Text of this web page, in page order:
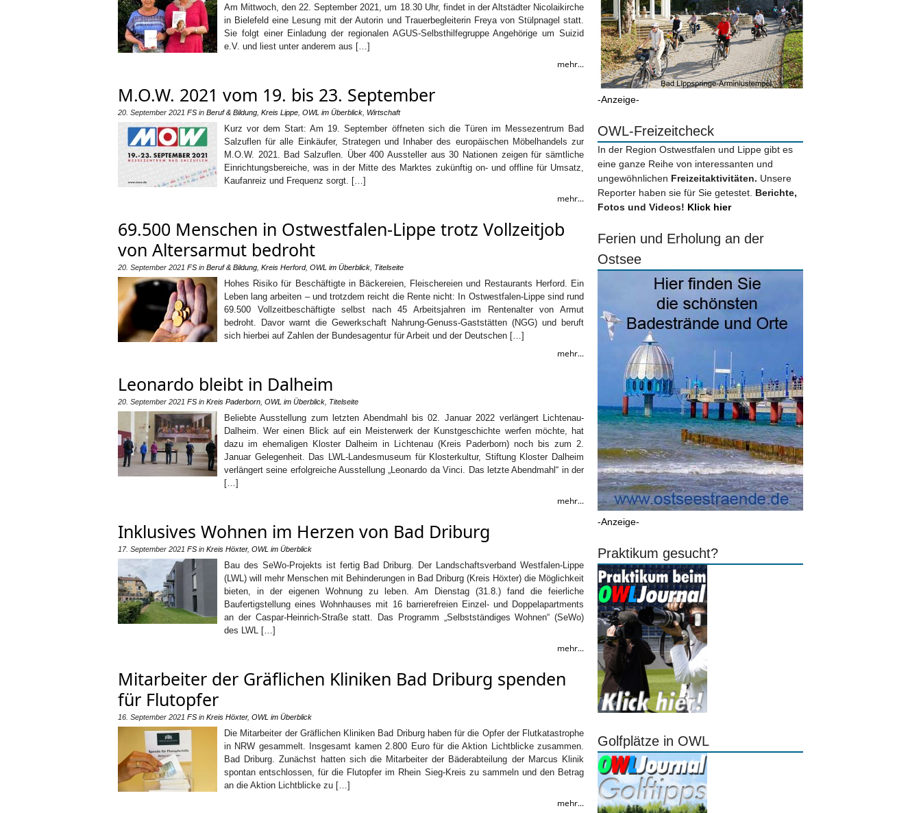
Am Mittwoch, den 22. September 2021, um 18.30 Uhr, findet in der Altstädter Nicolaikirche
in Bielefeld eine Lesung mit der Autorin und Trauerbegleiterin Freya von Stülpnagel statt.
Sie folgt einer Einladung der regionalen AGUS-Selbsthilfegruppe Angehörige um Suizid
e.V. und liest unter anderem aus […]
mehr...
M.O.W. 2021 vom 19. bis 23. September
20. September 2021 FS in Beruf & Bildung Kreis Lippe OWL im Überblick Wirtschaft
Kurz vor dem Start: Am 19. September öffneten sich die Türen im Messezentrum Bad
Salzuflen für alle Einkäufer, Strategen und Inhaber des europäischen Möbelhandels zur
M.O.W. 2021. Bad Salzuflen. Über 400 Aussteller aus 30 Nationen zeigen für sämtliche
Einrichtungsbereiche, was in der Mitte des Marktes zukünftig on- und offline für Umsatz,
Kaufanreiz und Frequenz sorgt. […]
mehr...
69.500 Menschen in Ostwestfalen-Lippe trotz Vollzeitjob
von Altersarmut bedroht
20. September 2021 FS in Beruf & Bildung Kreis Herford, OWL im Überblick Titelseite
Hohes Risiko für Beschäftigte in Bäckereien, Fleischereien und Restaurants Herford. Ein
Leben lang arbeiten – und trotzdem reicht die Rente nicht: In Ostwestfalen-Lippe sind rund
69.500 Vollzeitbeschäftigte selbst nach 45 Arbeitsjahren im Rentenalter von Armut
bedroht. Davor warnt die Gewerkschaft Nahrung-Genuss-Gaststätten (NGG) und beruft
sich hierbei auf Zahlen der Bundesagentur für Arbeit und der Deutschen […]
mehr...
Leonardo bleibt in Dalheim
20. September 2021 FS in Kreis Paderborn OWL im Überblick Titelseite
Beliebte Ausstellung zum letzten Abendmahl bis 02. Januar 2022 verlängert Lichtenau-
Dalheim. Wer einen Blick auf ein Meisterwerk der Kunstgeschichte werfen möchte, hat
dazu im ehemaligen Kloster Dalheim in Lichtenau (Kreis Paderborn) noch bis zum 2.
Januar Gelegenheit. Das LWL-Landesmuseum für Klosterkultur, Stiftung Kloster Dalheim
verlängert seine erfolgreiche Ausstellung „Leonardo da Vinci. Das letzte Abendmahl“ in der
[…]
mehr...
Inklusives Wohnen im Herzen von Bad Driburg
17. September 2021 FS in Kreis Höxter, OWL im Überblick
Bau des SeWo-Projekts ist fertig Bad Driburg. Der Landschaftsverband Westfalen-Lippe
(LWL) will mehr Menschen mit Behinderungen in Bad Driburg (Kreis Höxter) die Möglichkeit
bieten, in der eigenen Wohnung zu leben. Am Dienstag (31.8.) fand die feierliche
Baufertigstellung eines Wohnhauses mit 16 barrierefreien Einzel- und Doppelapartments
an der Caspar-Heinrich-Straße statt. Das Programm „Selbstständiges Wohnen“ (SeWo)
des LWL […]
mehr...
Mitarbeiter der Gräflichen Kliniken Bad Driburg spenden
für Flutopfer
16. September 2021 FS in Kreis Höxter, OWL im Überblick
Die Mitarbeiter der Gräflichen Kliniken Bad Driburg haben für die Opfer der Flutkatastrophe
in NRW gesammelt. Insgesamt kamen 2.800 Euro für die Aktion Lichtblicke zusammen.
Bad Driburg. Zunächst hatten sich die Mitarbeiter der Bäderabteilung der Marcus Klinik
spontan entschlossen, für die Flutopfer im Rhein Sieg-Kreis zu sammeln und den Betrag
an die Aktion Lichtblicke zu […]
mehr...
-Anzeige-
OWL-Freizeitcheck
In der Region Ostwestfalen und Lippe gibt es
eine ganze Reihe von interessanten und
ungewöhnlichen Freizeitaktivitäten. Unsere
Reporter haben sie für Sie getestet. Berichte,
Fotos und Videos! Klick hier
Ferien und Erholung an der
Ostsee
-Anzeige-
Praktikum gesucht?
Golfplätze in OWL